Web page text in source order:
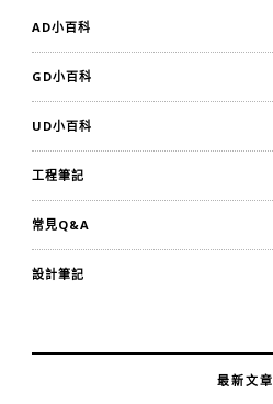
AD小百科
GD小百科
UD小百科
工程筆記
常見Q&A
設計筆記
最新文章